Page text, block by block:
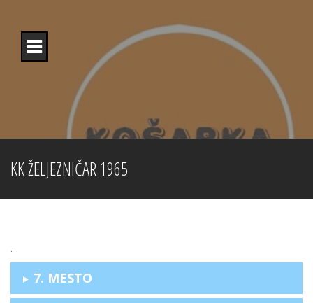
content
KK ŽELJEZNIČAR 1965
.
7. MESTO